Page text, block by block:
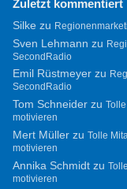
Zuletzt kommentiert
Silkezu
Sven Lehmann zu
SecondRadio
Emil Rüstmeyerzu
SecondRadio
Tom Schneiderzu
motivieren
Mert Müllerzu Tolle
motivieren
Annika Schmidtzu
motivieren